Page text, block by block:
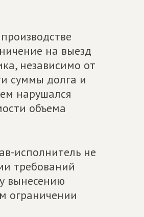
на выезд
независимо от
суммы долга и
нарушался
объема
исполнитель не
требований
вынесению
ограничении